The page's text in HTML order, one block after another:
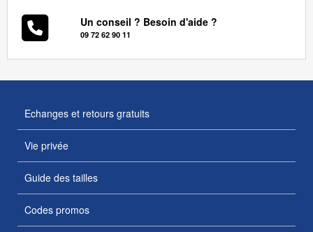
Un conseil ? Besoin d'aide ?
09 72 62 90 11
Echanges et retours gratuits
Vie privée
Guide des tailles
Codes promos